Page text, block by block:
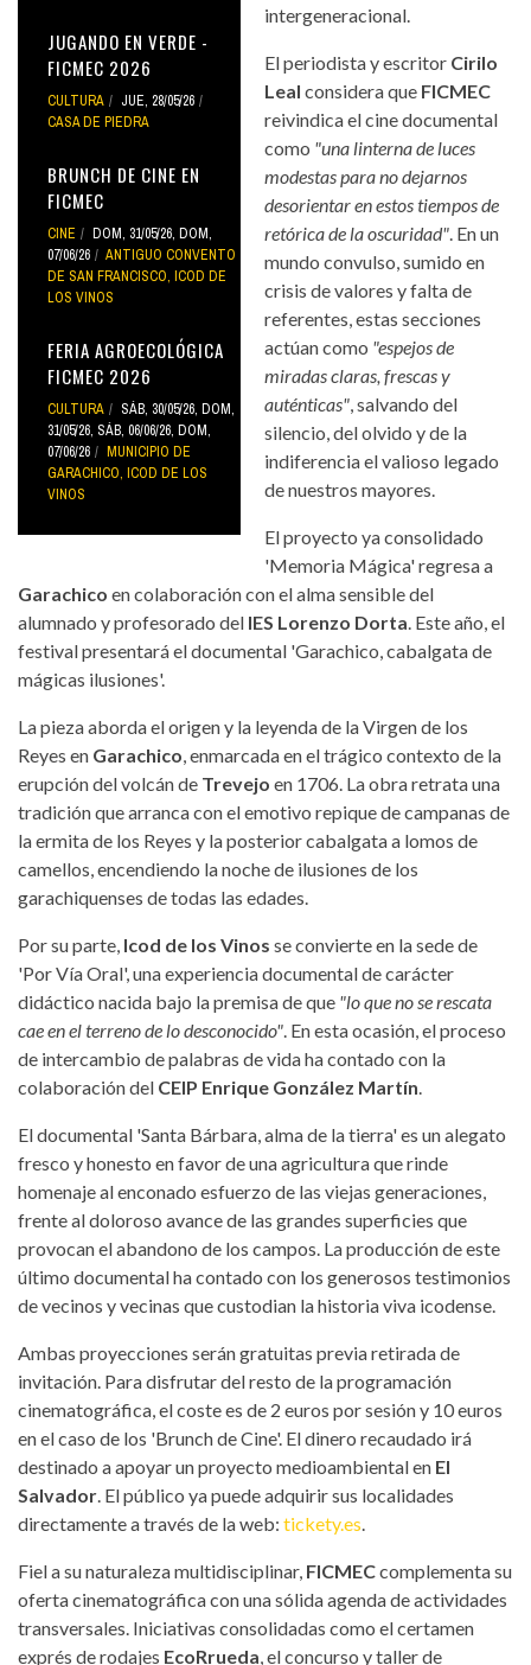
JUGANDO EN VERDE -
FICMEC 2026
CULTURA
JUE, 28/05/26
CASA DE PIEDRA
BRUNCH DE CINE EN
FICMEC
CINE DOM, 31/05/26, DOM,
07/06/26
ANTIGUO CONVENTO
DE SAN FRANCISCO, ICOD DE
LOS VINOS
FERIA AGROECOLÓGICA
FICMEC 2026
CULTURA SÁB, 30/05/26, DOM,
31/05/26, SÁB, 06/06/26, DOM,
07/06/26
MUNICIPIO DE
GARACHICO, ICOD DE LOS
VINOS
intergeneracional.
El periodista y escritor Cirilo
Leal considera que FICMEC
reivindica el cine documental
como "una linterna de luces
modestas para no dejarnos
desorientar en estos tiempos de
retórica de la oscuridad". En un
mundo convulso, sumido en
crisis de valores y falta de
referentes, estas secciones
actúan como "espejos de
miradas claras, frescas y
auténticas", salvando del
silencio, del olvido y de la
indiferencia el valioso legado
de nuestros mayores.
El proyecto ya consolidado
'Memoria Mágica' regresa a
Garachico en colaboración con el alma sensible del
alumnado y profesorado del IES Lorenzo Dorta. Este año, el
festival presentará el documental 'Garachico, cabalgata de
mágicas ilusiones'.
La pieza aborda el origen y la leyenda de la Virgen de los
Reyes en Garachico, enmarcada en el trágico contexto de la
erupción del volcán de Trevejo en 1706. La obra retrata una
tradición que arranca con el emotivo repique de campanas de
la ermita de los Reyes y la posterior cabalgata a lomos de
camellos, encendiendo la noche de ilusiones de los
garachiquenses de todas las edades.
Por su parte, Icod de los Vinos se convierte en la sede de
'Por Vía Oral', una experiencia documental de carácter
didáctico nacida bajo la premisa de que "lo que no se rescata
cae en el terreno de lo desconocido". En esta ocasión, el proceso
de intercambio de palabras de vida ha contado con la
colaboración del CEIP Enrique González Martín.
El documental 'Santa Bárbara, alma de la tierra' es un alegato
fresco y honesto en favor de una agricultura que rinde
homenaje al enconado esfuerzo de las viejas generaciones,
frente al doloroso avance de las grandes superficies que
provocan el abandono de los campos. La producción de este
último documental ha contado con los generosos testimonios
de vecinos y vecinas que custodian la historia viva icodense.
Ambas proyecciones serán gratuitas previa retirada de
invitación. Para disfrutar del resto de la programación
cinematográfica, el coste es de 2 euros por sesión y 10 euros
en el caso de los 'Brunch de Cine'. El dinero recaudado irá
destinado a apoyar un proyecto medioambiental en El
Salvador. El público ya puede adquirir sus localidades
directamente a través de la web: tickety.es.
Fiel a su naturaleza multidisciplinar, FICMECcomplementa su
oferta cinematográfica con una sólida agenda de actividades
transversales. Iniciativas consolidadas como el certamen
exprés de rodajes EcoRrueda, el concurso y taller de